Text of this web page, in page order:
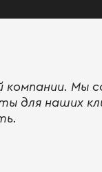
Мы
для наших